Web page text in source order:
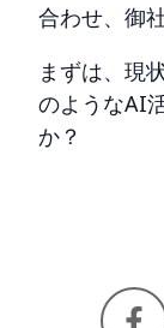
合わせ、御
まずは、現
のようなAI
か？